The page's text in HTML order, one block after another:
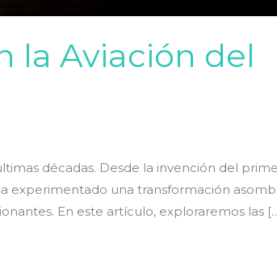
la Aviación del
décadas. Desde la invención del
experimentado una transformación
En este artículo, exploraremos las